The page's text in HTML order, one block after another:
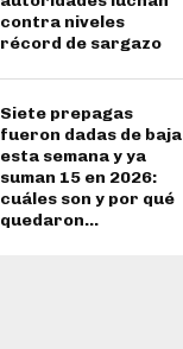
contra niveles
récord de sargazo
Siete prepagas
fueron dadas de baja
esta semana y ya
suman 15 en 2026:
cuáles son y por qué
quedaron...